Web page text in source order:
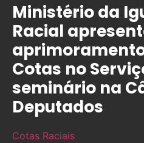
Ministério da
Racial
Cotas no
seminário na
Deputados
Cotas Raciais